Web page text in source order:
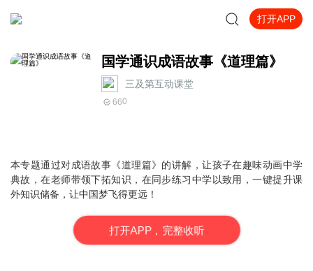
打开APP
国学通识成语故事《道理篇》
三及第互动课堂
660
本专题通过对成语故事《道理篇》的讲解，让孩子在趣味动画中学
典故，在老师带领下拓知识，在同步练习中学以致用，一键提升课
外知识储备，让中国梦飞得更远！
打开APP，完整收听